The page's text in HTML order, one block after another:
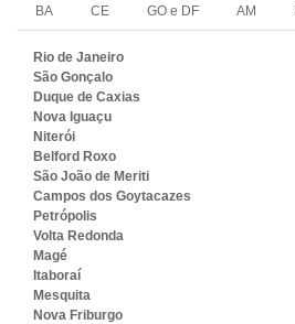
BA CE GO e DF AM
Rio de Janeiro
São Gonçalo
Duque de Caxias
Nova Iguaçu
Niterói
Belford Roxo
São João de Meriti
Campos dos Goytacazes
Petrópolis
Volta Redonda
Magé
Itaboraí
Mesquita
Nova Friburgo